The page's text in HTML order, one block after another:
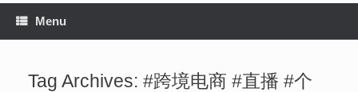
Menu
Tag Archives: #跨境电商 #直播 #个